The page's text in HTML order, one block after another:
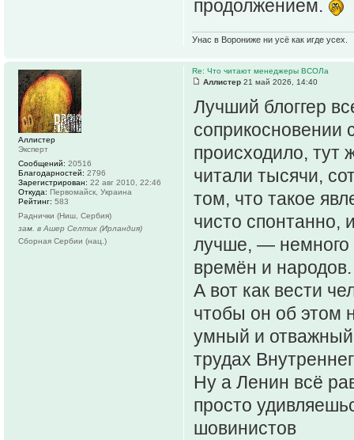
продолжением.
Унас в Ворониже ни усё как игде усех.
Re: Что читают менеджеры ВСОЛа
Аллистер 21 май 2026, 14:40
Лучший блоггер
соприкосновении
происходило, тут
читали тысячи,
том, что такое
чисто спонтанно,
лучше, — немного
времён и
А вот как вести
чтобы он об этом
умный и
трудах
Ну а Ленин всё
просто
шовинистов
Аллистер
Эксперт
Сообщений: 20516
Благодарностей: 2796
Зарегистрирован: 22 авг 2010, 22:46
Откуда: Первомайск, Украина
Рейтинг: 583
Раднички (Ниш, Сербия)
зам. в Ашер Селтик (Ирландия)
Сборная Сербии (нац.)